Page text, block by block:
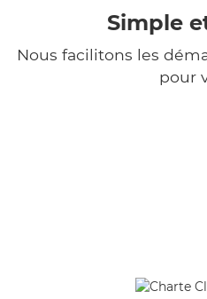
Simple
Nous facilitons les
pour